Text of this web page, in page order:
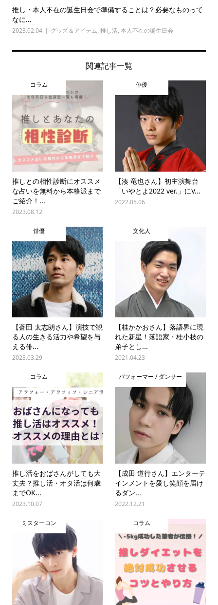
推し・本人不在の誕生日会で準備することは？必要なものって
なに...
2023.02.04 グッズ＆アイテム, 推し活, 本人不在の誕生日会
関連記事一覧
コラム
推しとの相性診断にオススメ
な占いを無料から本格派まで
ご紹介！...
2023.08.12
俳優
【湊 竜也さん】初主演舞台
「いやとよ2022 ver.」にV...
2022.05.06
俳優
【蒼田 太志朗さん】演技で観
る人の生きる活力や希望を与
える俳...
2023.03.29
文化人
【桂かかおさん】落語界に現
れた新星！落語家・桂小枝の
弟子とし...
2021.04.23
コラム
推し活をおばさんがしても大
丈夫？推し活・オタ活は何歳
までOK...
2023.10.07
パフォーマー / ダンサー
【成田 道行さん】エンターテ
インメントを愛し笑顔を届け
るダン...
2022.12.21
ミスターコン コラム